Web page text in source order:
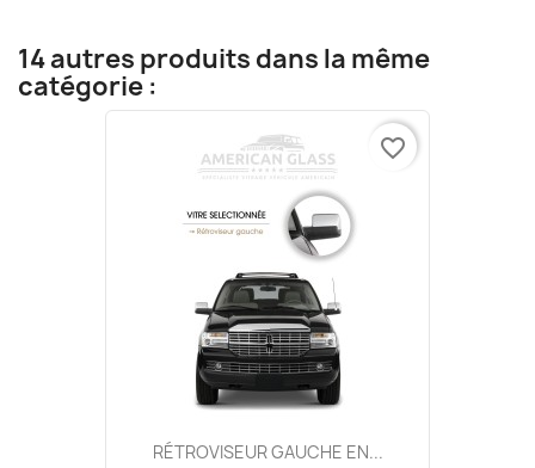
14 autres produits dans la même
catégorie :
RÉTROVISEUR GAUCHE EN...
favorite_border